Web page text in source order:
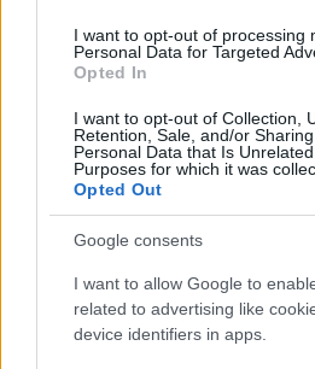
I want to opt-out of processing
Personal Data for Targeted
Opted In
I want to opt-out of Collection,
Retention, Sale, and/or
Personal Data that Is
Purposes for which it was
Opted Out
Google consents
I want to allow Google to
related to advertising like
device identifiers in apps.
Újra harcban
hozza meg
FORMA-1
A McLaren
debütálásáról
Óriási